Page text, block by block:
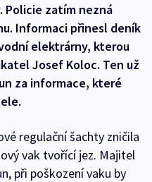
Policie zatím nezná
Informaci přinesl deník
elektrárny, kterou
Josef Koloc. Ten už
za informace, které
regulační šachty zničila
vak tvořící jez. Majitel
při poškození vaku by